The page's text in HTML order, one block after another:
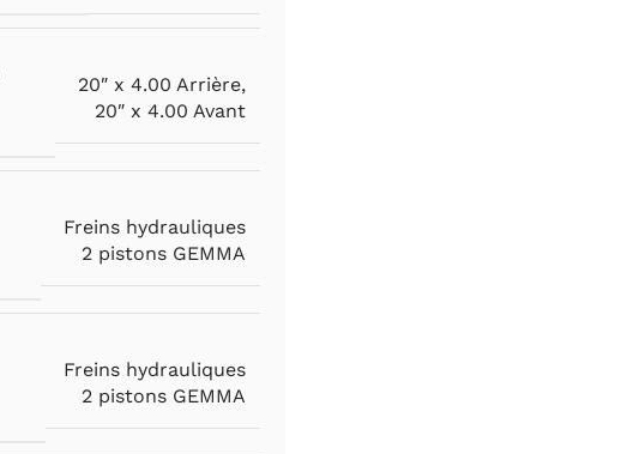
20″ x 4.00 Arrière,
20″ x 4.00 Avant
Freins hydrauliques
2 pistons GEMMA
Freins hydrauliques
2 pistons GEMMA